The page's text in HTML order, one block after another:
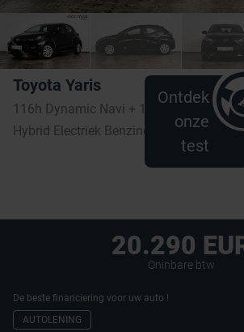
Toyota Yaris
Ontdek
onze
test
20.290
Oninbare btw
De beste financiering voor uw auto !
AUTOLENING